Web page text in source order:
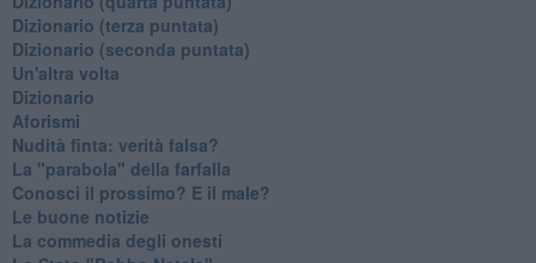
​Dizionario (terza puntata)
​Dizionario (seconda puntata)
Un'altra volta
Dizionario
Aforismi
Nudità finta: verità falsa?
La "parabola" della farfalla
Conosci il prossimo? E il male?
Le buone notizie
La commedia degli onesti